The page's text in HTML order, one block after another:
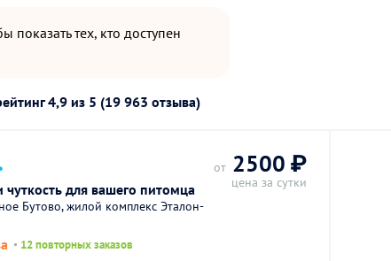
показать тех, кто доступен
4,9 из 5 (19 963 отзыва)
чуткость для вашего питомца
Бутово, жилой комплекс Эталон-
12 повторных заказов
от 2500 ₽
цена за сутки